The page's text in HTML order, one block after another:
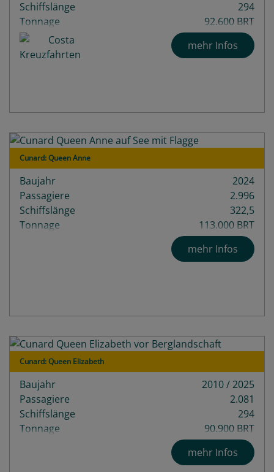
Schiffslänge
294
Tonnage
92.600 BRT
mehr Infos
Cunard: Queen Anne
Baujahr
2024
Passagiere
2.996
Schiffslänge
322,5
Tonnage
113.000 BRT
mehr Infos
Cunard: Queen Elizabeth
Baujahr
2010 / 2025
Passagiere
2.081
Schiffslänge
294
Tonnage
90.900 BRT
mehr Infos